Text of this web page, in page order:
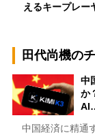
えるキープレ
田代尚機の
中
か
中国経済に精通